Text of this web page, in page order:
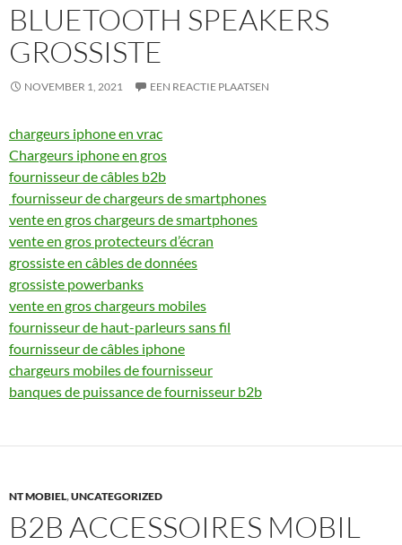
BLUETOOTH SPEAKERS
GROSSISTE
NOVEMBER 1, 2021 EEN REACTIE PLAATSEN
chargeurs iphone en vrac
Chargeurs iphone en gros
fournisseur de câbles b2b
fournisseur de chargeurs de smartphones
vente en gros chargeurs de smartphones
vente en gros protecteurs d’écran
​​grossiste en câbles de données
grossiste powerbanks
vente en gros chargeurs mobiles
fournisseur de haut-parleurs sans fil
fournisseur de câbles iphone
chargeurs mobiles de fournisseur
banques de puissance de fournisseur b2b
NT MOBIEL,UNCATEGORIZED
B2B ACCESSOIRES MOBIL